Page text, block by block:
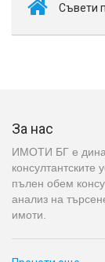
Съвети
За нас
ИМОТИ БГ е
консултантските
пълен обем
анализ на
имоти.